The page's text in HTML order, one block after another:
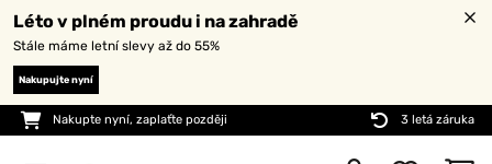
Léto v plném proudu i na zahradě
Stále máme letní slevy až do 55%
Nakupujte nyní
Nakupte nyní, zaplaťte později 3 letá záruka